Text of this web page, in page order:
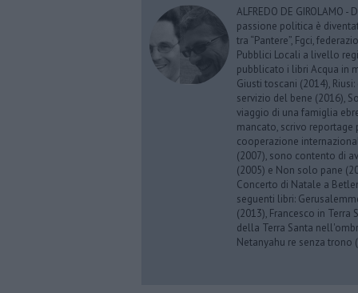
ALFREDO DE GIROLAMO
passione politica è
tra “Pantere”, Fgci,
Pubblici Locali a livello
pubblicato i libri Acqua in
Giusti toscani (2014),
servizio del bene (2016),
viaggio di una famiglia
mancato, scrivo
cooperazione
(2007), sono contento di
(2005) e Non solo pane
Concerto di Natale a
seguenti libri:
(2013), Francesco in Terra
della Terra Santa
Netanyahu re senza trono